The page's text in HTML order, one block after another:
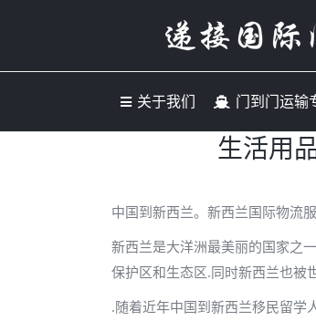
关于我们 门到门运输
生活用
中国到新西兰。新西兰国际物流服
新西兰是大洋洲最美丽的国家之
保护区和生态区.同时新西兰也被
.随着近年中国到新西兰移民留学
关于我们